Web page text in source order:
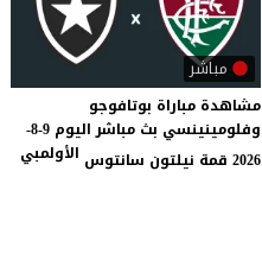
مباشر
مشاهدة مباراة بوتافوجو
وفلومينينسي بث مباشر اليوم 9-8-
2026 قمة نيلتون سانتوس
الأولمبي